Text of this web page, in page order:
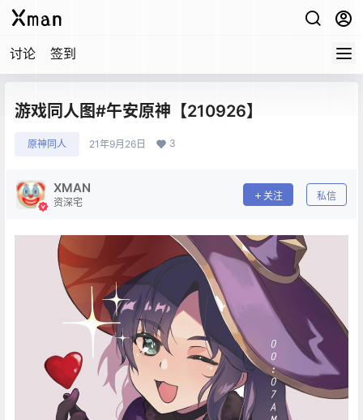
讨论 签到
游戏同人图#午安原神【210926】
原神同人 21年9月26日 3
XMAN
资深宅
关注 私信